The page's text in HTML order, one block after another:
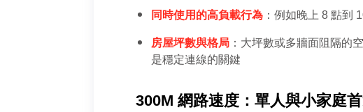
同時使用的高負載行為 ：例如晚上 8 點到
房屋坪數與格局 ：大坪數或多牆面阻隔的
是穩定連線的關鍵
300M 網路速度：單人與小家庭